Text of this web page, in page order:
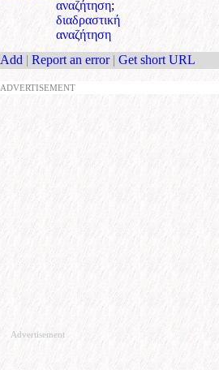
αναζήτηση;
διαδραστική
αναζήτηση
Add | Report an error | Get short URL
ADVERTISEMENT
Advertisement